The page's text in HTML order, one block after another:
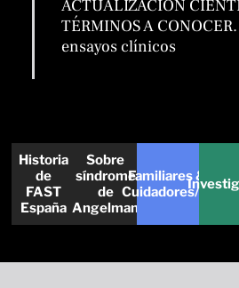
ACTUALIZACIÓN
TÉRMINOS A
ensayos clínicos
Historia
de
FAST
España
Sobre
síndrome
de
Angelman
Familiares &
Cuidadores/as